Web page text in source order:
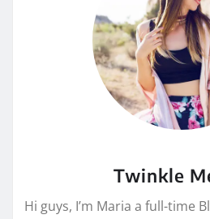
Twinkle
Hi guys, I’m Maria a full-time